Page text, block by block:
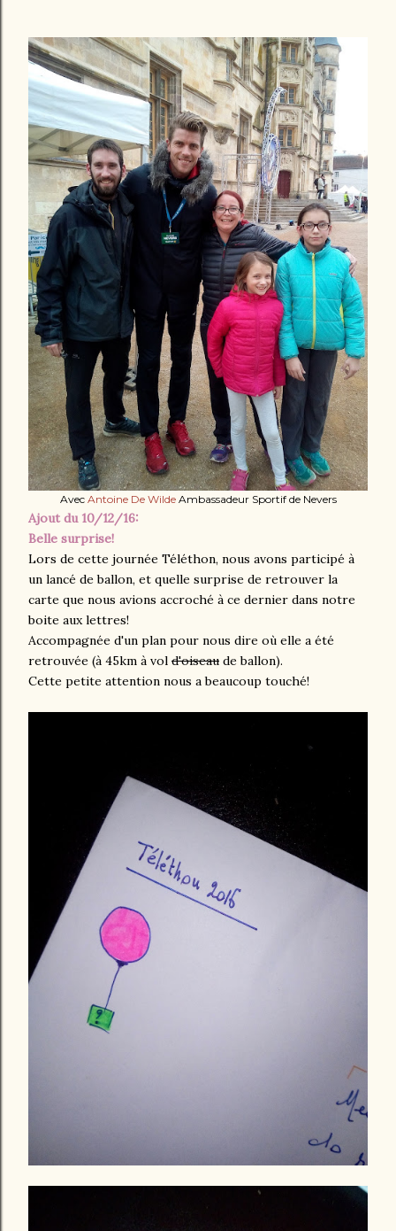
Avec Antoine De WildeAmbassadeur Sportif de Nevers
Ajout du 10/12/16:
Belle surprise!
Lors de cette journée Téléthon, nous avons participé à
un lancé de ballon, et quelle surprise de retrouver la
carte que nous avions accroché à ce dernier dans notre
boite aux lettres!
Accompagnée d'un plan pour nous dire où elle a été
retrouvée (à 45km à vol d'oiseau de ballon).
Cette petite attention nous a beaucoup touché!